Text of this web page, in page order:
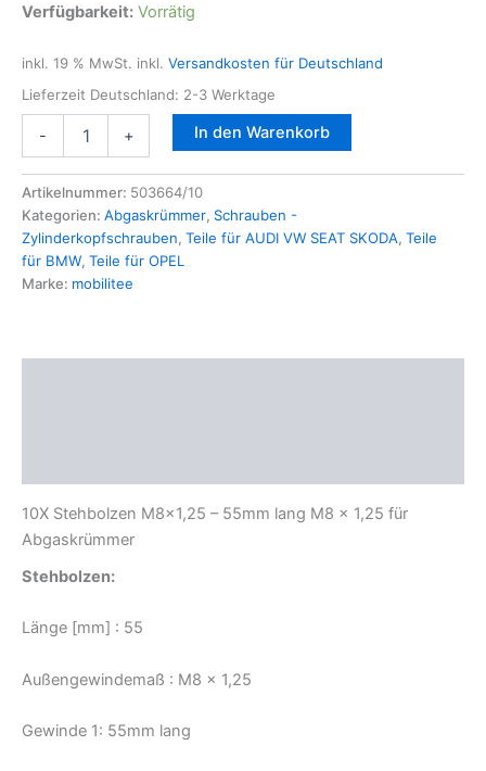
Verfügbarkeit: Vorrätig
inkl. 19 % MwSt. inkl. Versandkosten für Deutschland
Lieferzeit Deutschland: 2-3 Werktage
-
Stehbolzen
-
55mm
lang
M8
x
Menge
+ In den Warenkorb
Artikelnummer: 503664/10
Kategorien: Abgaskrümmer, Schrauben -
Zylinderkopfschrauben, Teile für AUDI VW SEAT SKODA, Teile
für BMW, Teile für OPEL
Marke: mobilitee
10X Stehbolzen M8x1,25 – 55mm lang M8 x 1,25 für
Abgaskrümmer
Stehbolzen:
Länge [mm] : 55
Außengewindemaß : M8 x 1,25
Gewinde 1: 55mm lang